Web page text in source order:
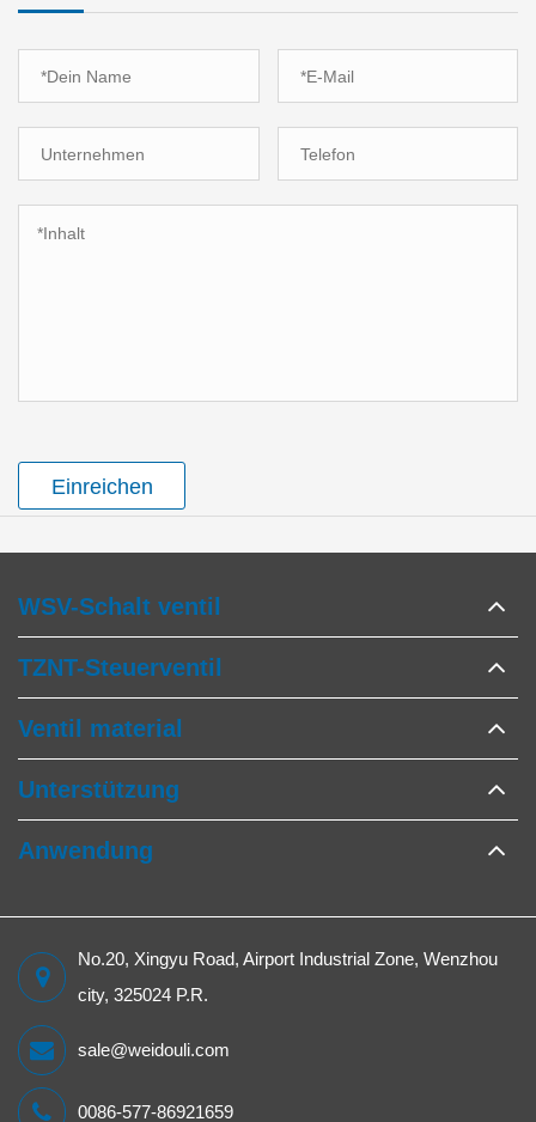
Einreichen
WSV-Schalt ventil
TZNT-Steuerventil
Ventil material
Unterstützung
Anwendung
No.20, Xingyu Road, Airport Industrial Zone, Wenzhou
city, 325024 P.R.
sale@weidouli.com
0086-577-86921659